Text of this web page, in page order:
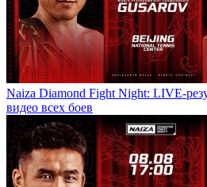
Naiza Diamond Fight Night: LIVE-
видео всех боев